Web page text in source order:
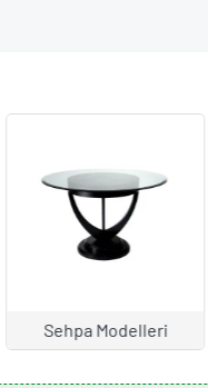
Bahçe Mobilyaları